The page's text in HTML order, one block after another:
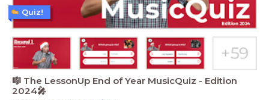
🎼 The LessonUp End of Year MusicQuiz - Edition
2024🎤
Quiz!